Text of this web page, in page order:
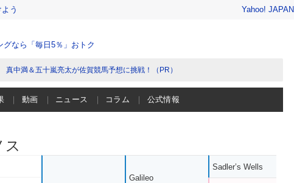
う Yahoo! JAPAN
グなら「毎日5％」おトク
真中満＆五十嵐亮太が佐賀競馬予想に挑戦！（PR）
動画 ニュース コラム 公式情報
ス
Galileo
Sadler’s Wells